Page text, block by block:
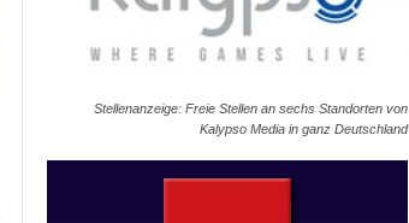
Stellenanzeige: Freie Stellen an sechs Standorten von
Kalypso Media in ganz Deutschland